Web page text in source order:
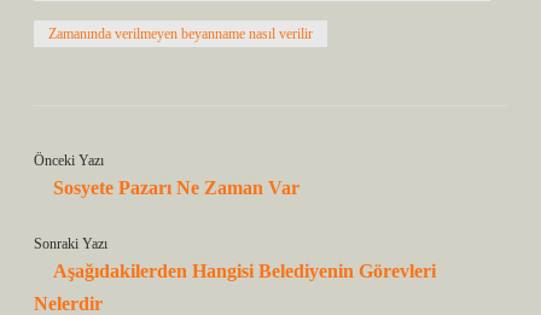
Zamanında verilmeyen beyanname nasıl verilir
Önceki Yazı
Sosyete Pazarı Ne Zaman Var
Sonraki Yazı
Aşağıdakilerden Hangisi Belediyenin Görevleri
Nelerdir